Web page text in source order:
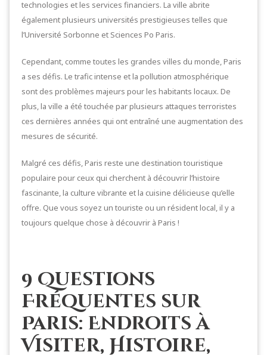
technologies et les services financiers. La ville abrite
également plusieurs universités prestigieuses telles que
l’Université Sorbonne et Sciences Po Paris.
Cependant, comme toutes les grandes villes du monde, Paris
a ses défis. Le trafic intense et la pollution atmosphérique
sont des problèmes majeurs pour les habitants locaux. De
plus, la ville a été touchée par plusieurs attaques terroristes
ces dernières années qui ont entraîné une augmentation des
mesures de sécurité.
Malgré ces défis, Paris reste une destination touristique
populaire pour ceux qui cherchent à découvrir l’histoire
fascinante, la culture vibrante et la cuisine délicieuse qu’elle
offre. Que vous soyez un touriste ou un résident local, il y a
toujours quelque chose à découvrir à Paris !
9 Questions
Fréquentes sur
Paris: Endroits à
Visiter, Histoire,